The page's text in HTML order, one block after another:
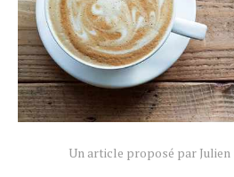
Un article proposé par Julien